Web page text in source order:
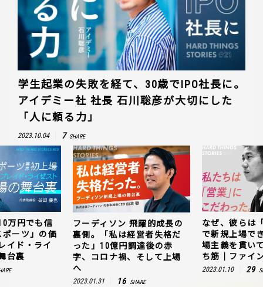
学生起業の失敗を経て、30歳でIPO社長に。
アイデミー社 社長 石川聡彦が大切にした
「人に頼る力」
2023.10.04 7 SHARE
万円でも信
ーツ」の価
イド・ライ
台裏
フーディソン 飛躍的成長の
裏側。「私は経営者失格だ
った」10億円調達後の赤
字、コロナ禍、そして上場
へ
2023.01.31 16 SHARE
なぜ、彼らは
で新規上場で
場主義を貫い
ち筋｜ファイ
2023.01.10 29